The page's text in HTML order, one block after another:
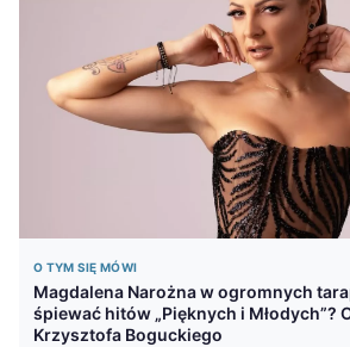
O TYM SIĘ MÓWI
Magdalena Narożna w ogromnych
śpiewać hitów „Pięknych i Młodych”?
Krzysztofa Boguckiego